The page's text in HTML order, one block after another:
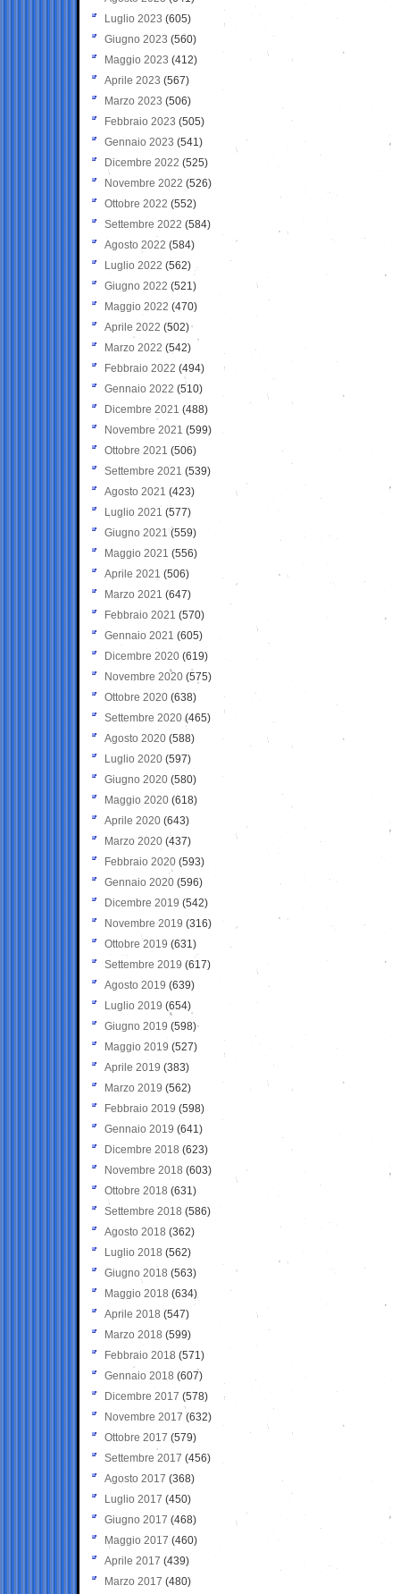
Luglio 2023 (605)
Giugno 2023 (560)
Maggio 2023 (412)
Aprile 2023 (567)
Marzo 2023 (506)
Febbraio 2023 (505)
Gennaio 2023 (541)
Dicembre 2022 (525)
Novembre 2022 (526)
Ottobre 2022 (552)
Settembre 2022 (584)
Agosto 2022 (584)
Luglio 2022 (562)
Giugno 2022 (521)
Maggio 2022 (470)
Aprile 2022 (502)
Marzo 2022 (542)
Febbraio 2022 (494)
Gennaio 2022 (510)
Dicembre 2021 (488)
Novembre 2021 (599)
Ottobre 2021 (506)
Settembre 2021 (539)
Agosto 2021 (423)
Luglio 2021 (577)
Giugno 2021(559)
Maggio 2021 (556)
Aprile 2021 (506)
Marzo 2021 (647)
Febbraio 2021 (570)
Gennaio 2021 (605)
Dicembre 2020 (619)
Novembre 2020 (575)
Ottobre 2020 (638)
Settembre 2020(465)
Agosto 2020 (588)
Luglio 2020 (597)
Giugno 2020 (580)
Maggio 2020 (618)
Aprile 2020 (643)
Marzo 2020 (437)
Febbraio 2020 (593)
Gennaio 2020 (596)
Dicembre 2019 (542)
Novembre 2019 (316)
Ottobre 2019 (631)
Settembre 2019 (617)
Agosto 2019 (639)
Luglio 2019 (654)
Giugno 2019 (598)
Maggio 2019 (527)
Aprile 2019 (383)
Marzo 2019 (562)
Febbraio 2019 (598)
Gennaio 2019 (641)
Dicembre 2018 (623)
Novembre 2018 (603)
Ottobre 2018 (631)
Settembre 2018 (586)
Agosto 2018 (362)
Luglio 2018 (562)
Giugno 2018 (563)
Maggio 2018 (634)
Aprile 2018 (547)
Marzo 2018 (599)
Febbraio 2018 (571)
Gennaio 2018 (607)
Dicembre 2017 (578)
Novembre 2017 (632)
Ottobre 2017 (579)
Settembre 2017 (456)
Agosto 2017 (368)
Luglio 2017 (450)
Giugno 2017 (468)
Maggio 2017 (460)
Aprile 2017 (439)
Marzo 2017 (480)